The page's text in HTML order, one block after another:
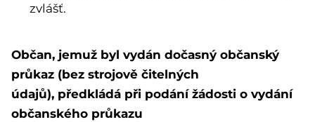
zvlášť.
Občan, jemuž byl vydán dočasný občanský
průkaz (bez strojově čitelných
údajů), předkládá při podání žádosti o vydání
občanského průkazu